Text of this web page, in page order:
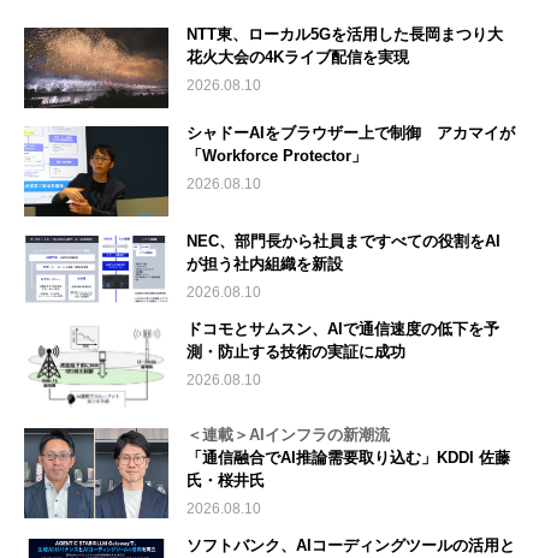
NTT東、ローカル5Gを活用した長岡まつり大
花火大会の4Kライブ配信を実現
2026.08.10
シャドーAIをブラウザー上で制御 アカマイが
「Workforce Protector」
2026.08.10
NEC、部門長から社員まですべての役割をAI
が担う社内組織を新設
2026.08.10
ドコモとサムスン、AIで通信速度の低下を予
測・防止する技術の実証に成功
2026.08.10
＜連載＞AIインフラの新潮流
「通信融合でAI推論需要取り込む」KDDI 佐藤
氏・桜井氏
2026.08.10
ソフトバンク、AIコーディングツールの活用と